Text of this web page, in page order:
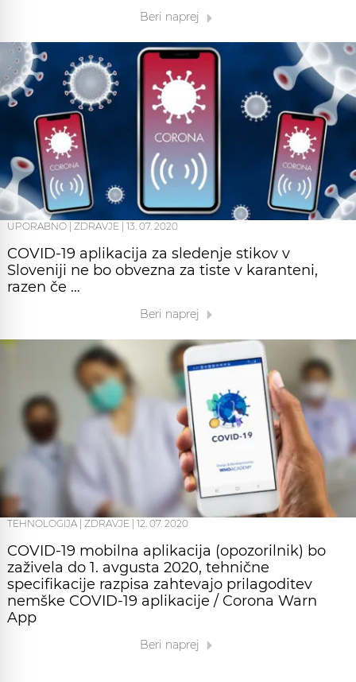
Beri naprej
UPORABNO ZDRAVJE 13. 07. 2020
COVID-19 aplikacija za sledenje stikov v
Sloveniji ne bo obvezna za tiste v karanteni,
razen če …
Beri naprej
TEHNOLOGIJA ZDRAVJE 12. 07. 2020
COVID-19 mobilna aplikacija (opozorilnik) bo
zaživela do 1. avgusta 2020, tehnične
specifikacije razpisa zahtevajo prilagoditev
nemške COVID-19 aplikacije / Corona Warn
App
Beri naprej